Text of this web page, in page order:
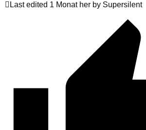
Last edited 1 Monat her by Supersilent